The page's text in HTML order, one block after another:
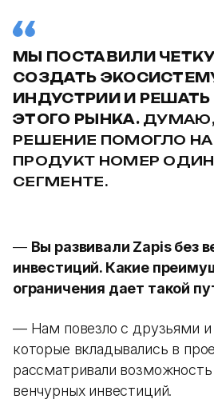
МЫ ПОСТАВИЛИ
СОЗДАТЬ
ИНДУСТРИИ И
ЭТОГО РЫНКА. ДУМАЮ,
РЕШЕНИЕ ПОМОГЛО
ПРОДУКТ НОМЕР
СЕГМЕНТЕ.
— Вы развивали Zapis без
инвестиций. Какие
ограничения дает такой
— Нам повезло с друзьями и
которые вкладывались в
рассматривали
венчурных инвестиций.